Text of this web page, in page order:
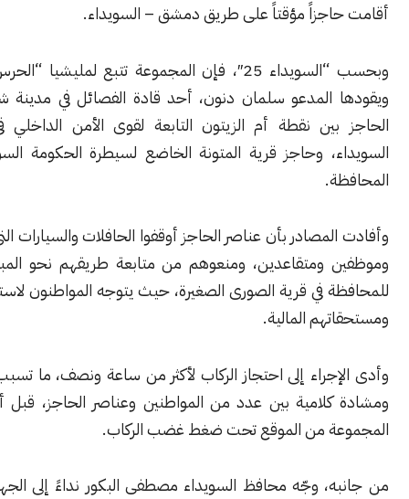
مؤقتاً على طريق دمشق – السويداء.
وبحسب “السويداء 25″، فإن المجموعة تتبع لمليشيا “الحرس الوطني”،
المدعو سلمان دنون، أحد قادة الفصائل في مدينة شهبا. وأقيم
نقطة أم الزيتون التابعة لقوى الأمن الداخلي في محافظة
وحاجز قرية المتونة الخاضع لسيطرة الحكومة السورية شمال
بأن عناصر الحاجز أوقفوا الحافلات والسيارات التي تقل طلاباً
ومتقاعدين، ومنعوهم من متابعة طريقهم نحو المبنى المؤقت
في قرية الصورى الصغيرة، حيث يتوجه المواطنون لاستلام رواتبهم
المالية.
إلى احتجاز الركاب لأكثر من ساعة ونصف، ما تسبب بحالة توتر
بين عدد من المواطنين وعناصر الحاجز، قبل أن تنسحب
من الموقع تحت ضغط غضب الركاب.
وجّه محافظ السويداء مصطفى البكور نداءً إلى الجهات المعنية